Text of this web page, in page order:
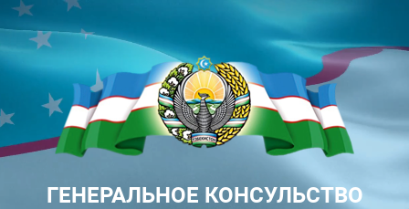
ГЕНЕРАЛЬНОЕ КОНСУЛЬСТВО